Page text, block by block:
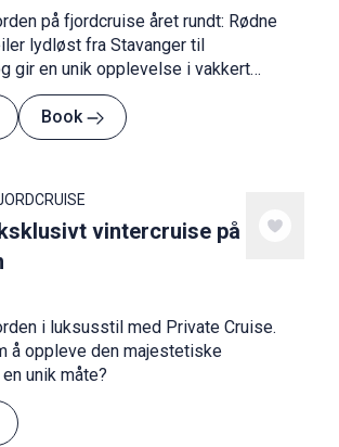
på fjordcruise året rundt: Rødne
lydløst fra Stavanger til
gir en unik opplevelse i vakkert
Book
vintercruise på
i luksusstil med Private Cruise.
å oppleve den majestetiske
unik måte?